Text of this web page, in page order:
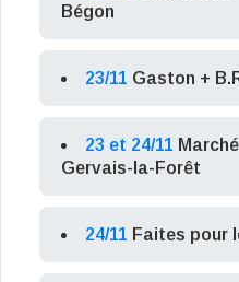
Bégon
23/11 Gaston +
23 et 24/11
Gervais-la-Forêt
24/11 Faites pour